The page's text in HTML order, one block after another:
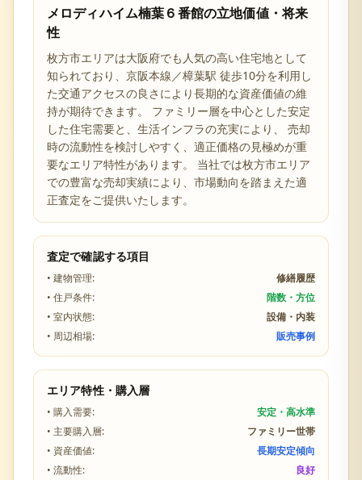
メロディハイム楠葉６番館の立地価値・将来
性
枚方市エリアは大阪府でも人気の高い住宅地として
知られており、 京阪本線／樟葉駅 徒歩10分を利用し
た交通アクセスの良さ により長期的な資産価値の維
持が期待できます。 ファミリー層を中心とした安定
した住宅需要と、生活インフラの充実により、 売却
時の流動性を検討しやすく、適正価格の見極めが重
要なエリア特性があります。 当社では枚方市エリア
での豊富な売却実績により、市場動向を踏まえた適
正査定をご提供いたします。
査定で確認する項目
• 建物管理:
修繕履歴
• 住戸条件:
階数・方位
• 室内状態:
設備・内装
• 周辺相場:
販売事例
エリア特性・購入層
• 購入需要:
安定・高水準
• 主要購入層:
ファミリー世帯
• 資産価値:
長期安定傾向
• 流動性:
良好